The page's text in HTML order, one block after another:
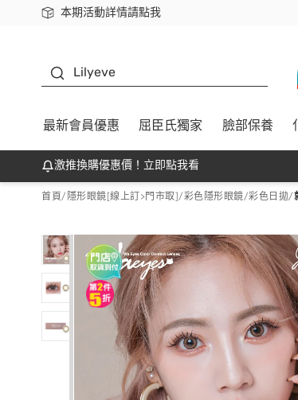
本期活動詳情請點我
下載app最高回饋$350
Lilyeve
最新會員優惠 屈臣氏獨家 臉部保養
激推換購優惠價！立即點我看
首頁/ 隱形眼鏡[線上訂>門市取]/彩色隱形眼鏡/彩色日拋/